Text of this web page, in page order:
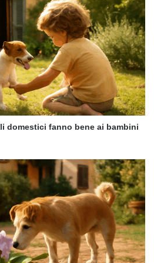
domestici fanno bene ai bambini